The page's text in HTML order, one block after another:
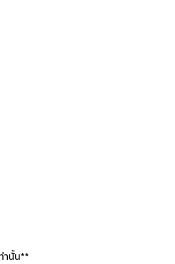
านั้น**